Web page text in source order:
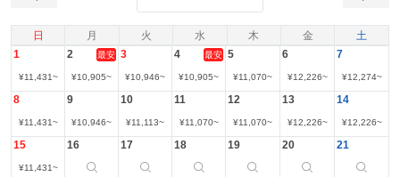
日 月 火 水 木 金 土
1
¥11,431~
2 最安
¥10,905~
3
¥10,946~
4 最安
¥10,905~
5
¥11,070~
6
¥12,226~
7
¥12,274~
8
¥11,431~
9
¥10,946~
10
¥11,113~
11
¥11,070~
12
¥11,070~
13
¥12,226~
14
¥12,226~
15
¥11,431~
16 17 18 19 20 21